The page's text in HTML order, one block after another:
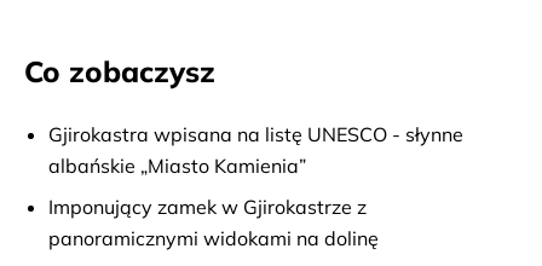
Co zobaczysz
Gjirokastra wpisana na listę UNESCO - słynne
albańskie „Miasto Kamienia”
Imponujący zamek w Gjirokastrze z
panoramicznymi widokami na dolinę